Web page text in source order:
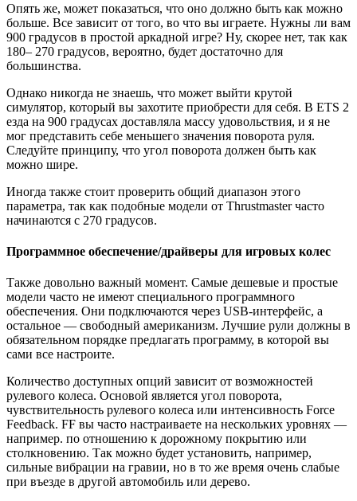
Опять же, может показаться, что оно должно быть как можно
больше. Все зависит от того, во что вы играете. Нужны ли вам
900 градусов в простой аркадной игре? Ну, скорее нет, так как
180– 270 градусов, вероятно, будет достаточно для
большинства.
Однако никогда не знаешь, что может выйти крутой
симулятор, который вы захотите приобрести для себя. В ETS 2
езда на 900 градусах доставляла массу удовольствия, и я не
мог представить себе меньшего значения поворота руля.
Следуйте принципу, что угол поворота должен быть как
можно шире.
Иногда также стоит проверить общий диапазон этого
параметра, так как подобные модели от Thrustmaster часто
начинаются с 270 градусов.
Программное обеспечение/драйверы для игровых колес
Также довольно важный момент. Самые дешевые и простые
модели часто не имеют специального программного
обеспечения. Они подключаются через USB-интерфейс, а
остальное — свободный американизм. Лучшие рули должны в
обязательном порядке предлагать программу, в которой вы
сами все настроите.
Количество доступных опций зависит от возможностей
рулевого колеса. Основой является угол поворота,
чувствительность рулевого колеса или интенсивность Force
Feedback. FF вы часто настраиваете на нескольких уровнях —
например. по отношению к дорожному покрытию или
столкновению. Так можно будет установить, например,
сильные вибрации на гравии, но в то же время очень слабые
при въезде в другой автомобиль или дерево.